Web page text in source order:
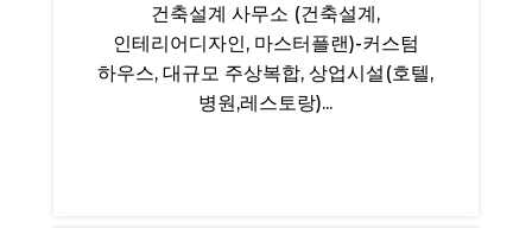
건축설계 사무소 (건축설계,
인테리어디자인, 마스터플랜)-커스텀
하우스, 대규모 주상복합, 상업시설(호텔,
병원,레스토랑)...